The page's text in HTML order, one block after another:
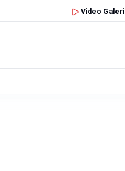
Video Galeri